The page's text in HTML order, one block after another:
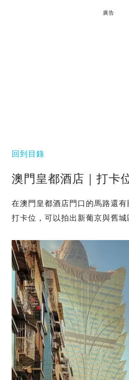
廣告
回到目錄
澳門皇都酒店｜打卡
在澳門皇都酒店門口的馬路還
打卡位，可以拍出新葡京與舊城